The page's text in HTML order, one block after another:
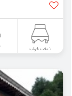
1 تخت خواب